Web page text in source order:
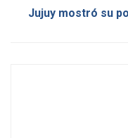
Jujuy mostró su